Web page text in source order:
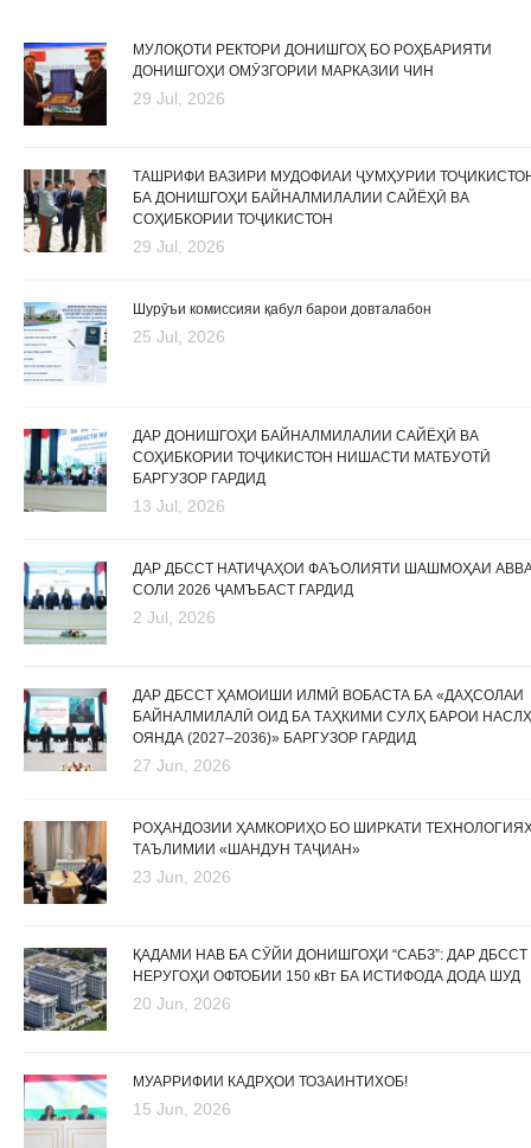
МУЛОҚОТИ РЕКТОРИ ДОНИШГОҲ БО РОҲБАРИЯТИ
ДОНИШГОҲИ ОМӮЗГОРИИ МАРКАЗИИ ЧИН
29 Jul, 2026
ТАШРИФИ ВАЗИРИ МУДОФИАИ ҶУМҲУРИИ
БА ДОНИШГОҲИ БАЙНАЛМИЛАЛИИ САЙЁҲӢ ВА
СОҲИБКОРИИ ТОҶИКИСТОН
29 Jul, 2026
Шурӯъи комиссияи қабул барои довталабон
25 Jul, 2026
ДАР ДОНИШГОҲИ БАЙНАЛМИЛАЛИИ САЙЁҲӢ ВА
СОҲИБКОРИИ ТОҶИКИСТОН НИШАСТИ МАТБУОТӢ
БАРГУЗОР ГАРДИД
13 Jul, 2026
ДАР ДБССТ НАТИҶАҲОИ ФАЪОЛИЯТИ ШАШМОҲАИ
СОЛИ 2026 ҶАМЪБАСТ ГАРДИД
2 Jul, 2026
ДАР ДБССТ ҲАМОИШИ ИЛМӢ ВОБАСТА БА «ДАҲСОЛАИ
БАЙНАЛМИЛАЛӢ ОИД БА ТАҲКИМИ СУЛҲ БАРОИ
ОЯНДА (2027–2036)» БАРГУЗОР ГАРДИД
27 Jun, 2026
РОҲАНДОЗИИ ҲАМКОРИҲО БО ШИРКАТИ
ТАЪЛИМИИ «ШАНДУН ТАҶИАН»
23 Jun, 2026
ҚАДАМИ НАВ БА СӮЙИ ДОНИШГОҲИ “САБЗ”: ДАР ДБССТ
НЕРУГОҲИ ОФТОБИИ 150 кВт БА ИСТИФОДА ДОДА ШУД
20 Jun, 2026
МУАРРИФИИ КАДРҲОИ ТОЗАИНТИХОБ!
15 Jun, 2026